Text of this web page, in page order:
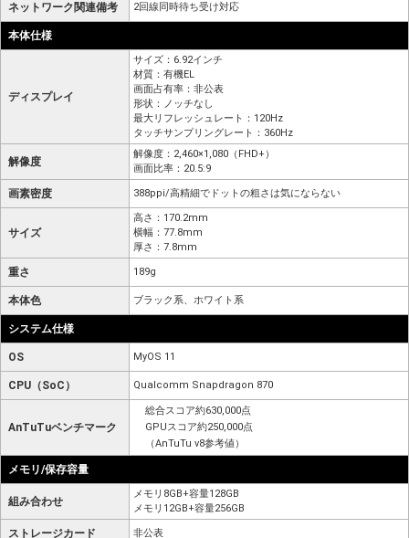
ネットワーク関連備考 2回線同時待ち受け対応
本体仕様
ディスプレイ
サイズ：6.92インチ
材質：有機EL
画面占有率：非公表
形状：ノッチなし
最大リフレッシュレート：120Hz
タッチサンプリングレート：360Hz
解像度
解像度：2,460×1,080（FHD+）
画面比率：20.5:9
画素密度 388ppi/高精細でドットの粗さは気にならない
サイズ
高さ：170.2mm
横幅：77.8mm
厚さ：7.8mm
重さ 189g
本体色 ブラック系、ホワイト系
システム仕様
OS MyOS 11
CPU（SoC） Qualcomm Snapdragon 870
AnTuTuベンチマーク
総合スコア約630,000点
GPUスコア約250,000点
（AnTuTu v8参考値）
メモリ/保存容量
組み合わせ
メモリ8GB+容量128GB
メモリ12GB+容量256GB
ストレージカード 非公表